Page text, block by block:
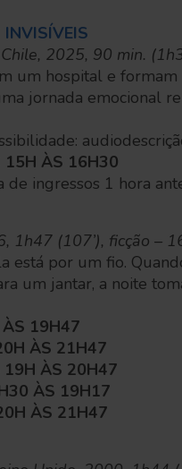
2025, 90 min.
um hospital e
jornada emocional
15H ÀS 16H30
de ingressos 1 hora
1h47 (107’), ficção –
está por um fio.
um jantar, a noite
19H47
ÀS 21H47
19H ÀS 20H47
ÀS 19H17
ÀS 21H47